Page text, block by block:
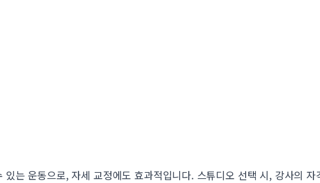
는 운동으로, 자세 교정에도 효과적입니다. 스튜디오 선택 시, 강사의 자